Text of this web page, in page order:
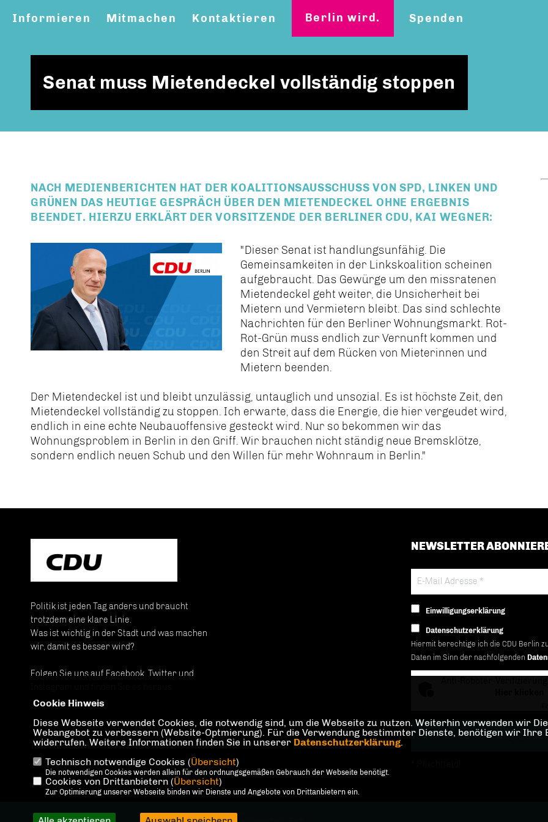
Informieren Mitmachen Kontaktieren Berlin wird. Spenden
Senat muss Mietendeckel vollständig stoppen
NACH MEDIENBERICHTEN HAT DER KOALITIONSAUSSCHUSS VON SPD, LINKEN UND
GRÜNEN DAS HEUTIGE GESPRÄCH ÜBER DEN MIETENDECKEL OHNE ERGEBNIS
BEENDET. HIERZU ERKLÄRT DER VORSITZENDE DER BERLINER CDU, KAI WEGNER:
"Dieser Senat ist handlungsunfähig. Die
Gemeinsamkeiten in der Linkskoalition scheinen
aufgebraucht. Das Gewürge um den missratenen
Mietendeckel geht weiter, die Unsicherheit bei
Mietern und Vermietern bleibt. Das sind schlechte
Nachrichten für den Berliner Wohnungsmarkt. Rot-
Rot-Grün muss endlich zur Vernunft kommen und
den Streit auf dem Rücken von Mieterinnen und
Mietern beenden.
Der Mietendeckel ist und bleibt unzulässig, untauglich und unsozial. Es ist höchste Zeit, den
Mietendeckel vollständig zu stoppen. Ich erwarte, dass die Energie, die hier vergeudet wird,
endlich in eine echte Neubauoffensive gesteckt wird. Nur so bekommen wir das
Wohnungsproblem in Berlin in den Griff. Wir brauchen nicht ständig neue Bremsklötze,
sondern endlich neuen Schub und den Willen für mehr Wohnraum in Berlin."
Politik ist jeden Tag anders und braucht
trotzdem eine klare Linie.
Was ist wichtig in der Stadt und was machen
wir, damit es besser wird?
Folgen Sie uns auf Facebook, Twitter und
IMPRESSUM DATENSCHUTZ KONTAKT
NEWSLETTER
Einwilligungserklärung
Datenschutzerklärung
Hiermit berechtige ich die CDU Berlin
Daten im Sinn der nachfolgenden
Cookie Hinweis
Diese Webseite verwendet Cookies, die notwendig sind, um die Webseite zu nutzen. Weiterhin verwenden wir
Webangebot zu verbessern (Website-Optmierung). Für die Verwendung bestimmter Dienste, benötigen wir Ihre
widerrufen. Weitere Informationen finden Sie in unserer Datenschutzerklärung.
Technisch notwendige Cookies (Übersicht)
Die notwendigen Cookies werden allein für den ordnungsgemäßen Gebrauch der Webseite benötigt.
Cookies von Drittanbietern (Übersicht)
Zur Optimierung unserer Webseite binden wir Dienste und Angebote von Drittanbietern ein.